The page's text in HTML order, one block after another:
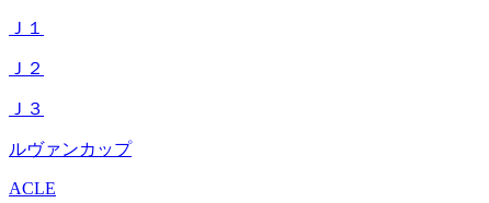
Ｊ１
Ｊ２
Ｊ３
ルヴァンカップ
ACLE